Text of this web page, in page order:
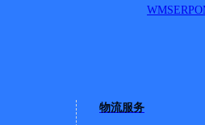
WMSERP
物流服务
更多号码地址